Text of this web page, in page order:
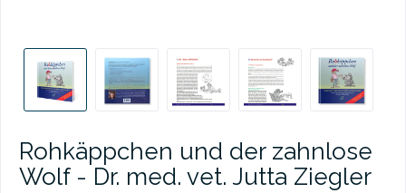
Rohkäppchen und der zahnlose
Wolf - Dr. med. vet. Jutta Ziegler